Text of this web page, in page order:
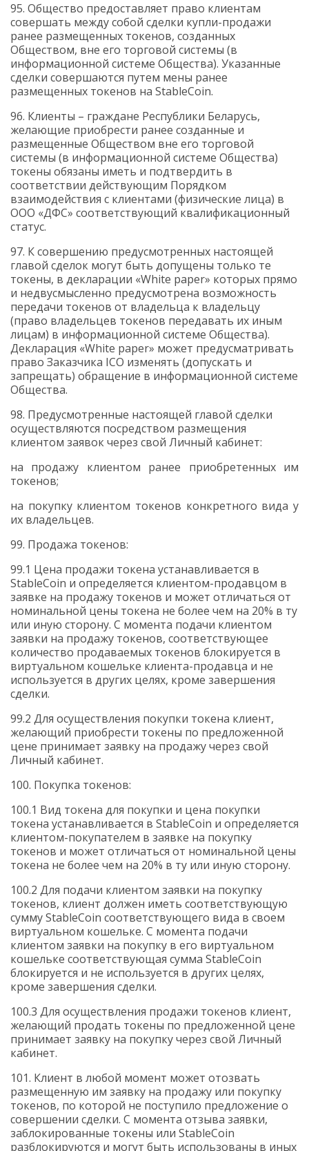
95. Общество предоставляет право клиентам
совершать между собой сделки купли-продажи
ранее размещенных токенов, созданных
Обществом, вне его торговой системы (в
информационной системе Общества). Указанные
сделки совершаются путем мены ранее
размещенных токенов на StableCoin.
96. Клиенты – граждане Республики Беларусь,
желающие приобрести ранее созданные и
размещенные Обществом вне его торговой
системы (в информационной системе Общества)
токены обязаны иметь и подтвердить в
соответствии действующим Порядком
взаимодействия с клиентами (физические лица) в
ООО «ДФС» соответствующий квалификационный
статус.
97. К совершению предусмотренных настоящей
главой сделок могут быть допущены только те
токены, в декларации «White paper» которых прямо
и недвусмысленно предусмотрена возможность
передачи токенов от владельца к владельцу
(право владельцев токенов передавать их иным
лицам) в информационной системе Общества).
Декларация «White paper» может предусматривать
право Заказчика ICO изменять (допускать и
запрещать) обращение в информационной системе
Общества.
98. Предусмотренные настоящей главой сделки
осуществляются посредством размещения
клиентом заявок через свой Личный кабинет:
на продажу клиентом ранее приобретенных им
токенов;
на покупку клиентом токенов конкретного вида у
их владельцев.
99. Продажа токенов:
99.1 Цена продажи токена устанавливается в
StableCoin и определяется клиентом-продавцом в
заявке на продажу токенов и может отличаться от
номинальной цены токена не более чем на 20% в ту
или иную сторону. С момента подачи клиентом
заявки на продажу токенов, соответствующее
количество продаваемых токенов блокируется в
виртуальном кошельке клиента-продавца и не
используется в других целях, кроме завершения
сделки.
99.2 Для осуществления покупки токена клиент,
желающий приобрести токены по предложенной
цене принимает заявку на продажу через свой
Личный кабинет.
100. Покупка токенов:
100.1 Вид токена для покупки и цена покупки
токена устанавливается в StableCoin и определяется
клиентом-покупателем в заявке на покупку
токенов и может отличаться от номинальной цены
токена не более чем на 20% в ту или иную сторону.
100.2 Для подачи клиентом заявки на покупку
токенов, клиент должен иметь соответствующую
суммуStableCoin соответствующего вида в своем
виртуальном кошельке. С момента подачи
клиентом заявки на покупку в его виртуальном
кошельке соответствующая сумма StableCoin
блокируется и не используется в других целях,
кроме завершения сделки.
100.3 Для осуществления продажи токенов клиент,
желающий продать токены по предложенной цене
принимает заявку на покупку через свой Личный
кабинет.
101. Клиент в любой момент может отозвать
размещенную им заявку на продажу или покупку
токенов, по которой не поступило предложение о
совершении сделки. С момента отзыва заявки,
заблокированные токены или StableCoin
разблокируются и могут быть использованы в иных